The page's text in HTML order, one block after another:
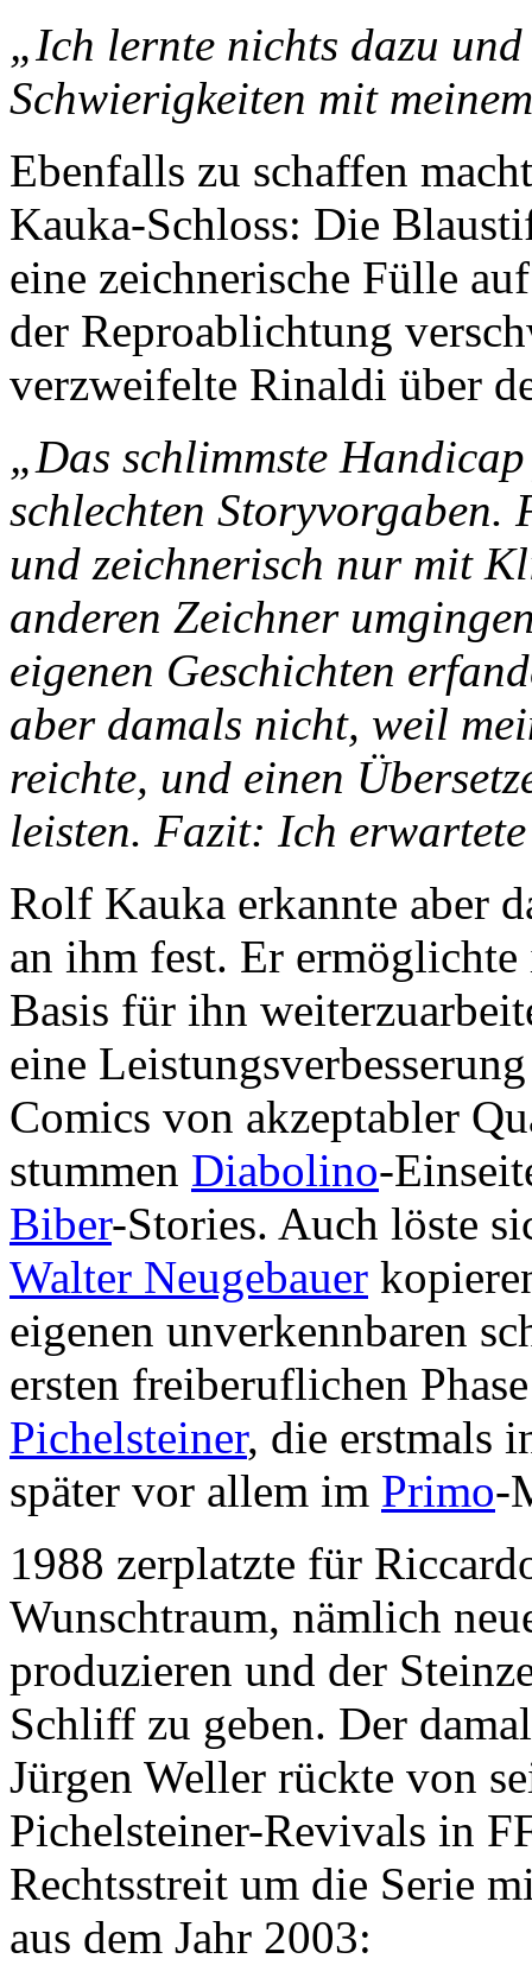
„Ich lernte nichts dazu
Schwierigkeiten mit
Ebenfalls zu schaffen
Kauka-Schloss: Die
eine zeichnerische Fülle
der Reproablichtung
verzweifelte Rinaldi über
„Das schlimmste
schlechten
und zeichnerisch nur mit
anderen Zeichner
eigenen Geschichten
aber damals nicht, weil
reichte, und einen
leisten. Fazit: Ich
Rolf Kauka erkannte aber
an ihm fest. Er
Basis für ihn
eine
Comics von akzeptabler
stummen Diabolino-
Biber-Stories. Auch löste
Walter Neugebauer
eigenen unverkennbaren
ersten freiberuflichen
Pichelsteiner, die erstmals
später vor allem im Primo-
1988 zerplatzte für
Wunschtraum, nämlich
produzieren und der
Schliff zu geben. Der
Jürgen Weller rückte von
Pichelsteiner-Revivals in
Rechtsstreit um die Serie
aus dem Jahr 2003: